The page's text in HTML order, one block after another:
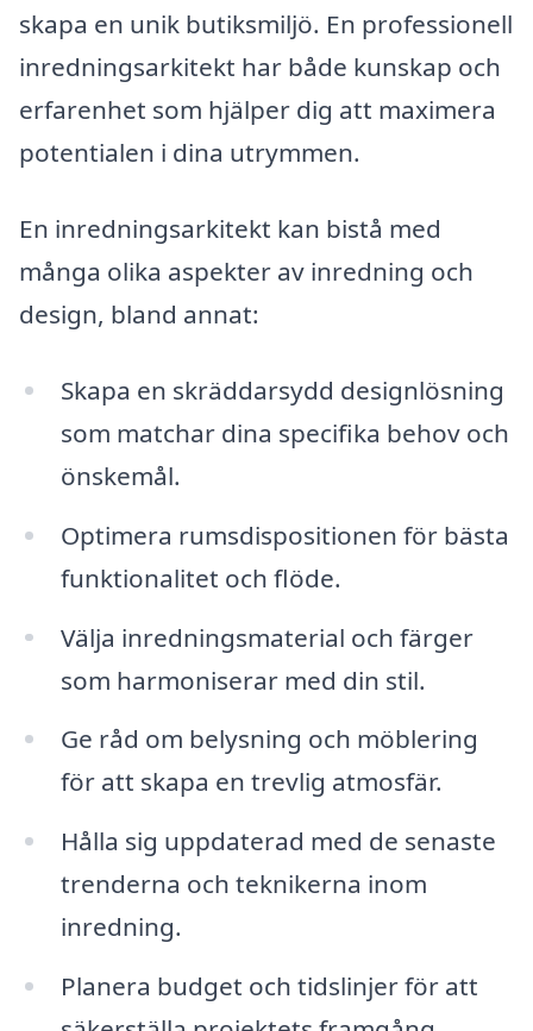
skapa en unik butiksmiljö. En professionell
inredningsarkitekt har både kunskap och
erfarenhet som hjälper dig att maximera
potentialen i dina utrymmen.
En inredningsarkitekt kan bistå med
många olika aspekter av inredning och
design, bland annat:
Skapa en skräddarsydd designlösning
som matchar dina specifika behov och
önskemål.
Optimera rumsdispositionen för bästa
funktionalitet och flöde.
Välja inredningsmaterial och färger
som harmoniserar med din stil.
Ge råd om belysning och möblering
för att skapa en trevlig atmosfär.
Hålla sig uppdaterad med de senaste
trenderna och teknikerna inom
inredning.
Planera budget och tidslinjer för att